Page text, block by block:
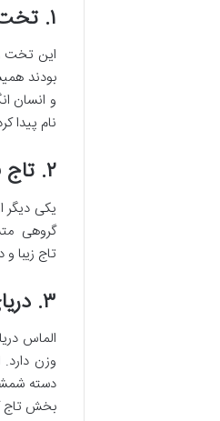
۱. تخت طاووس؛ تخت خورشید فتحعلی شاه
این تخت
بودند
و انسان
نام پیدا
۲. تاج فرح پهلو؛ تلفیق هنر و ظرافت
یکی دیگر
گروهی
تاج زیبا و
۳. دریای نور؛ دریای از درخشندگی
وزن
دسته
بخش تاج